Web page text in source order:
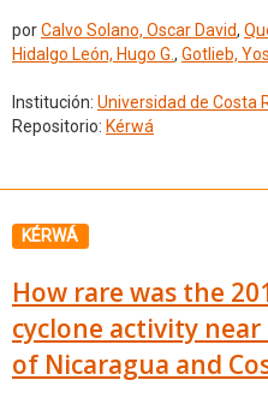
porCalvo Solano, Oscar David,
Hidalgo León, Hugo G., Gotlieb,
Institución: Universidad de Costa
Repositorio: Kérwá
KÉRWÁ
How rare was the
cyclone activity
of Nicaragua and